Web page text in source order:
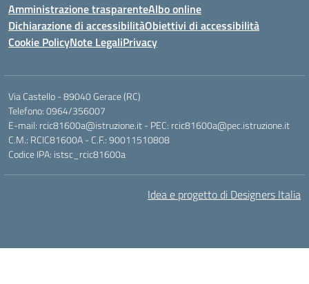
Amministrazione trasparenteAlbo online
Dichiarazione di accessibilitàObiettivi di accessibilità
Cookie PolicyNote LegaliPrivacy
Via Castello - 89040 Gerace (RC)
Telefono: 0964/356007
E-mail: rcic81600a@istruzione.it - PEC: rcic81600a@pec.istruzione.it
C.M.: RCIC81600A - C.F.: 90011510808
Codice IPA: istsc_rcic81600a
Idea e progetto di Designers Italia